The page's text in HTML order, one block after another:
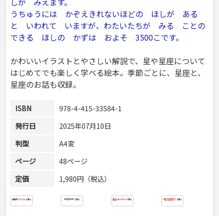
うちゅうには かぞえきれないほどの ほしが ある
と いわれて いますが、わたいたちが みる ことの
できる ほしの かずは およそ 3500こです。
かわいいイラストとやさしい解説で、星や星座について
はじめてでも楽しく学べる絵本。季節ごとに、星座と、
星座のお話も収録。
ISBN
978-4-415-33584-1
発行日
2025年07月10日
判型
A4変
ページ
48ページ
定価
1,980円（税込）